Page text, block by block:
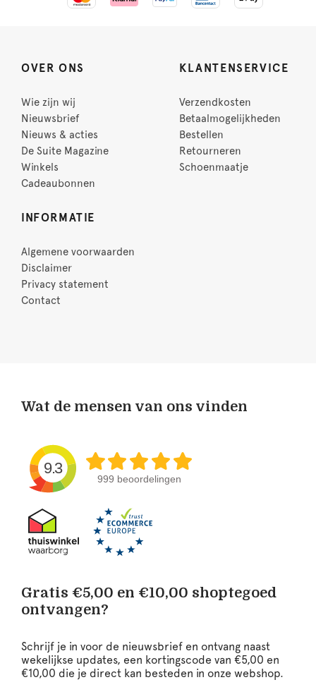
OVER ONS
Wie zijn wij
Nieuwsbrief
Nieuws & acties
De Suite Magazine
Winkels
Cadeaubonnen
KLANTENSERVICE
Verzendkosten
Betaalmogelijkheden
Bestellen
Retourneren
Schoenmaatje
INFORMATIE
Algemene voorwaarden
Disclaimer
Privacy statement
Contact
Wat de mensen van ons vinden
9.3
999 beoordelingen
Gratis €5,00 en €10,00 shoptegoed
ontvangen?
Schrijf je in voor de nieuwsbrief en ontvang naast
wekelijkse updates, een kortingscode van €5,00 en
€10,00 die je direct kan besteden in onze webshop.